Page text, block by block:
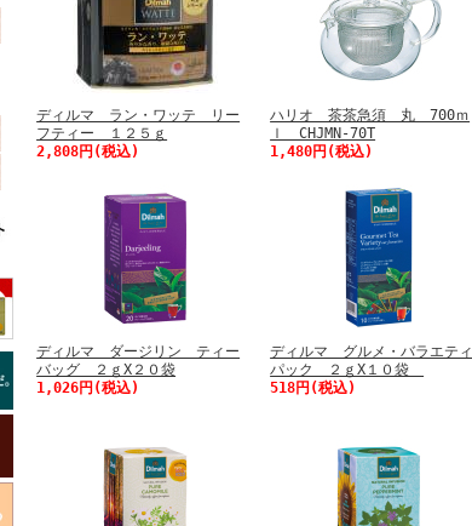
ディルマ ラン・ワッテ リー
フティー １２５ｇ
2,808円(税込)
ハリオ 茶茶急須 丸 700ｍ
ｌ CHJMN-70T
1,480円(税込)
ディルマ ダージリン ティー
バッグ ２ｇX２０袋
1,026円(税込)
ディルマ グルメ・バラエティ
パック ２ｇX１０袋
518円(税込)